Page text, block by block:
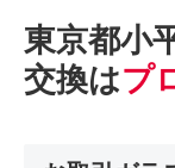
東京都小
交換はプ